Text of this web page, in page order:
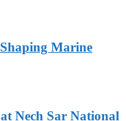
Marine
Nech Sar National